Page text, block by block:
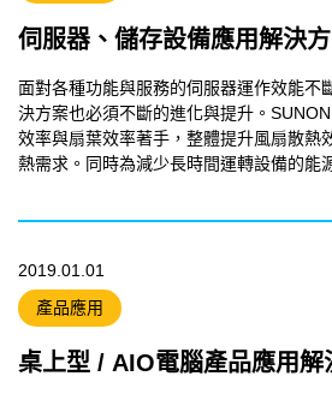
伺服器、儲存設備應用解決
面對各種功能與服務的伺服器運作效能不
決方案也必須不斷的進化與提升。
效率與扇葉效率著手，整體提升風扇散熱
熱需求。同時為減少長時間運轉設備的能
2019.01.01
產品應用
桌上型 / AIO電腦產品應用解